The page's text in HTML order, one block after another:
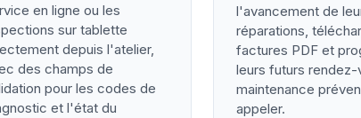
en ligne ou les
sur tablette
depuis l'atelier,
des champs de
pour les codes de
et l'état du
l'avancement de
réparations,
factures PDF et
leurs futurs rendez-
maintenance
appeler.